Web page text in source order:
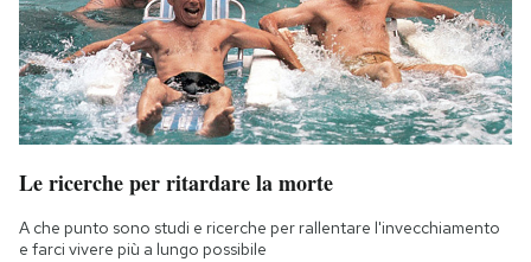
Le ricerche per ritardare la morte
A che punto sono studi e ricerche per rallentare l'invecchiamento
e farci vivere più a lungo possibile